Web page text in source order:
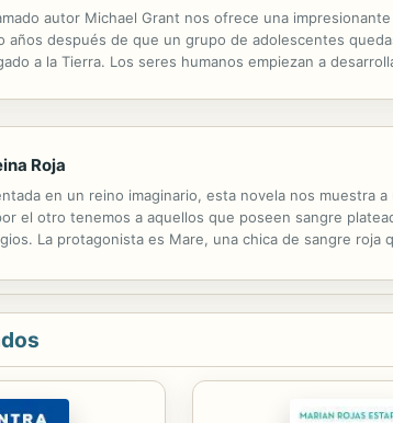
autor Michael Grant nos ofrece una
años después de que un grupo de adolescentes
a la Tierra. Los seres humanos empiezan a
Roja
en un reino imaginario, esta novela nos muestra
el otro tenemos a aquellos que poseen sangre
La protagonista es Mare, una chica de sangre